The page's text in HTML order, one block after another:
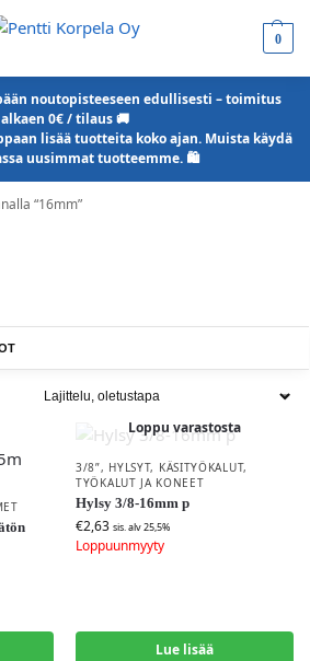
0
noutopisteeseen edullisesti – toimitus
alkaen 0€ / tilaus 🚚
lisää tuotteita koko ajan. Muista käydä
uusimmat tuotteemme. 🛍️
“16mm”
Loppu varastosta
3/8”, HYLSYT, KÄSITYÖKALUT,
TYÖKALUT JA KONEET
Hylsy 3/8-16mm p
€2,63 sis. alv 25,5%
Loppuunmyyty
Lue lisää